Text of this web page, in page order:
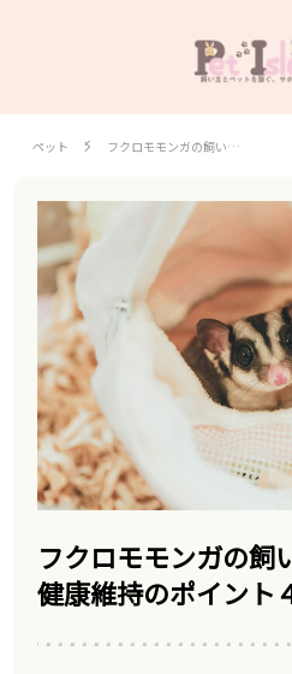
ペット フクロモモンガの飼い…
フクロモモンガの飼
健康維持のポイント